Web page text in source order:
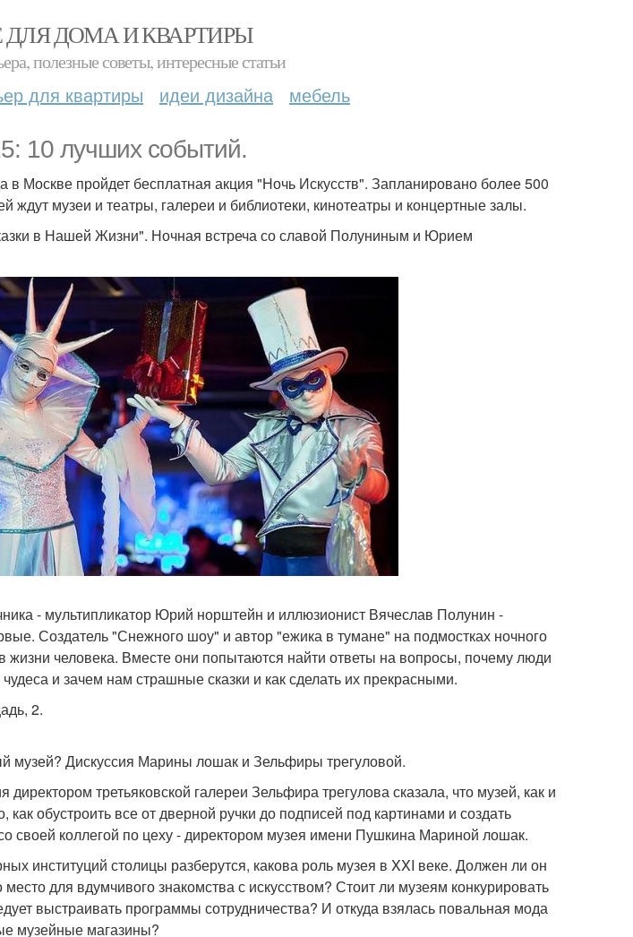
ДЛЯ ДОМА И КВАРТИРЫ
полезные советы, интересные статьи
для квартиры идеи дизайна мебель
10 лучших событий.
в Москве пройдет бесплатная акция "Ночь Искусств". Запланировано более 500
ждут музеи и театры, галереи и библиотеки, кинотеатры и концертные залы.
в Нашей Жизни". Ночная встреча со славой Полуниным и Юрием
- мультипликатор Юрий норштейн и иллюзионист Вячеслав Полунин -
Создатель "Снежного шоу" и автор "ежика в тумане" на подмостках ночного
жизни человека. Вместе они попытаются найти ответы на вопросы, почему люди
чудеса и зачем нам страшные сказки и как сделать их прекрасными.
2.
музей? Дискуссия Марины лошак и Зельфиры трегуловой.
директором третьяковской галереи Зельфира трегулова сказала, что музей, как и
как обустроить все от дверной ручки до подписей под картинами и создать
своей коллегой по цеху - директором музея имени Пушкина Мариной лошак.
институций столицы разберутся, какова роль музея в XXI веке. Должен ли он
место для вдумчивого знакомства с искусством? Стоит ли музеям конкурировать
выстраивать программы сотрудничества? И откуда взялась повальная мода
музейные магазины?